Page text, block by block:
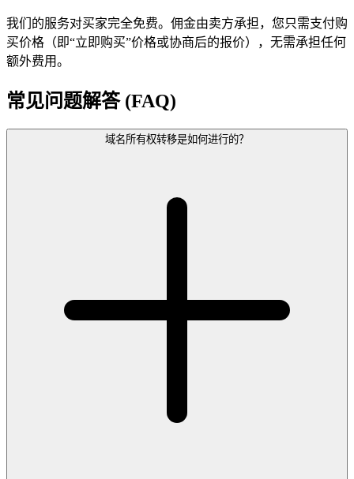
我们的服务对买家完全免费。佣金由卖方承担，您只需支付购
买价格（即“立即购买”价格或协商后的报价），无需承担任何
额外费用。
常见问题解答 (FAQ)
域名所有权转移是如何进行的？